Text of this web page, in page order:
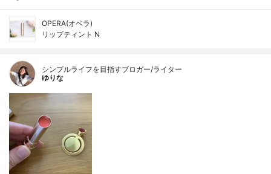
OPERA(オペラ)
リップティント N
シンプルライフを目指すブロガー/ライター
ゆりな